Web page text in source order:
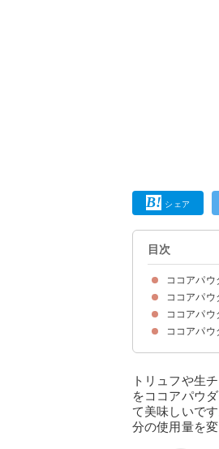
シェア
目次
ココアパウ
ココアパウ
①ミルク
②カカオ
③ミロ
④カカオ
⑤インス
⑥板チョ
⑦キャロ
⑧セノビ
⑨プロテ
⑩チョコ
⑪きな粉
⑫シナモ
⑬抹茶パ
ココアパウ
①ミロの
②カカオ
③抹茶パ
ココアパウ
トリュフや生
をココアパウ
て美味しいで
分の使用量を